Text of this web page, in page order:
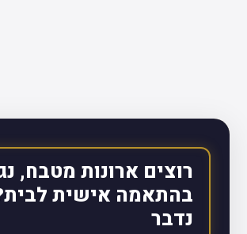
רוצים ארונות מטבח,
בהתאמה אישית
נדבר